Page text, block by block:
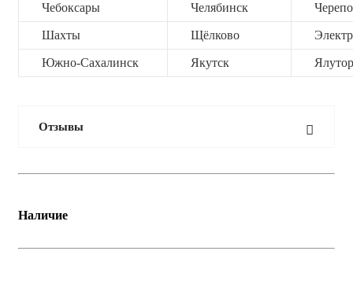
Чебоксары Челябинск
Шахты Щёлково
Южно-Сахалинск Якутск
Отзывы
Наличие